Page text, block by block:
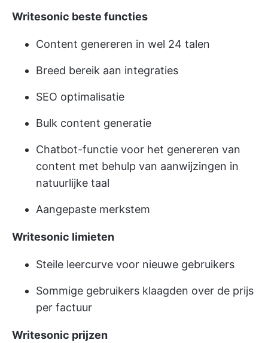
Writesonic beste functies
Content genereren in wel 24 talen
Breed bereik aan integraties
SEO optimalisatie
Bulk content generatie
Chatbot-functie voor het genereren van
content met behulp van aanwijzingen in
natuurlijke taal
Aangepaste merkstem
Writesonic limieten
Steile leercurve voor nieuwe gebruikers
Sommige gebruikers klaagden over de prijs
per factuur
Writesonic prijzen